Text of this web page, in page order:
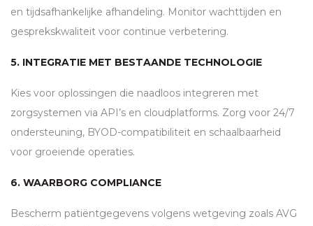
en tijdsafhankelijke afhandeling. Monitor wachttijden en
gesprekskwaliteit voor continue verbetering.
5. INTEGRATIE MET BESTAANDE TECHNOLOGIE
Kies voor oplossingen die naadloos integreren met
zorgsystemen via API’s en cloudplatforms. Zorg voor 24/7
ondersteuning, BYOD-compatibiliteit en schaalbaarheid
voor groeiende operaties.
6. WAARBORG COMPLIANCE
Bescherm patiëntgegevens volgens wetgeving zoals AVG